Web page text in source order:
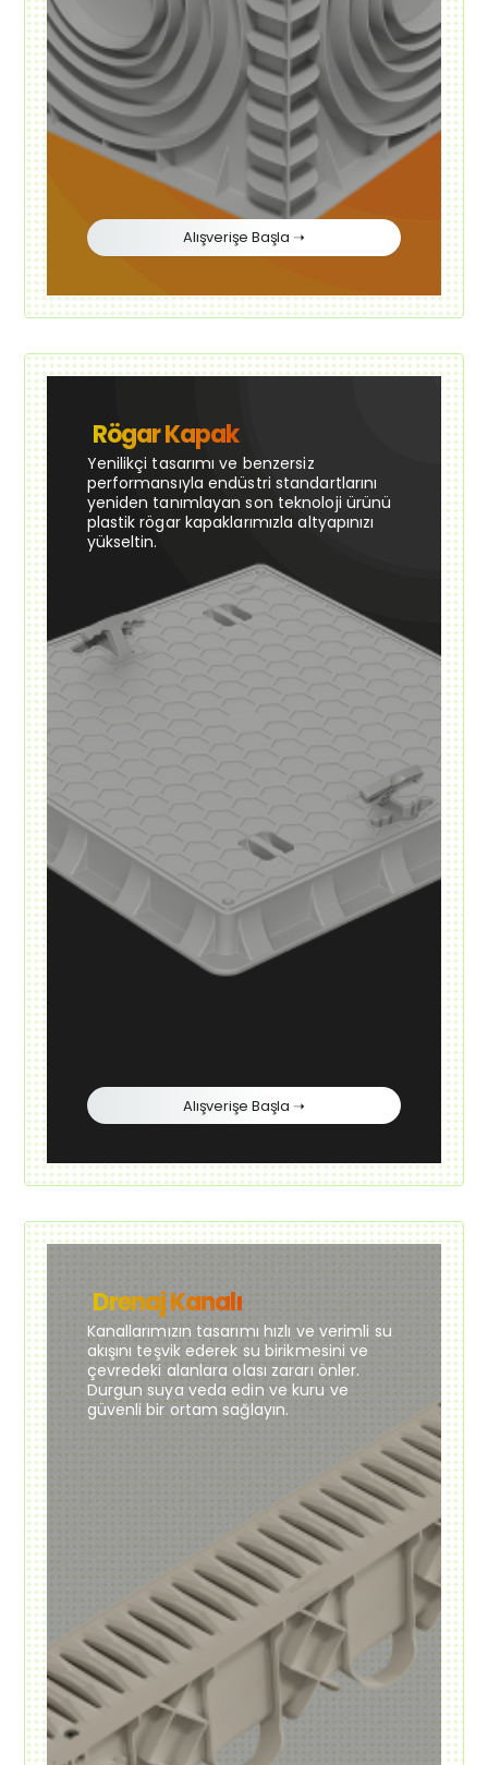
Alışverişe Başla ➝
Rögar Kapak
Yenilikçi tasarımı ve benzersiz
performansıyla endüstri standartlarını
yeniden tanımlayan son teknoloji ürünü
plastik rögar kapaklarımızla altyapınızı
yükseltin.
Alışverişe Başla ➝
Drenaj Kanalı
Kanallarımızın tasarımı hızlı ve verimli su
akışını teşvik ederek su birikmesini ve
çevredeki alanlara olası zararı önler.
Durgun suya veda edin ve kuru ve
güvenli bir ortam sağlayın.